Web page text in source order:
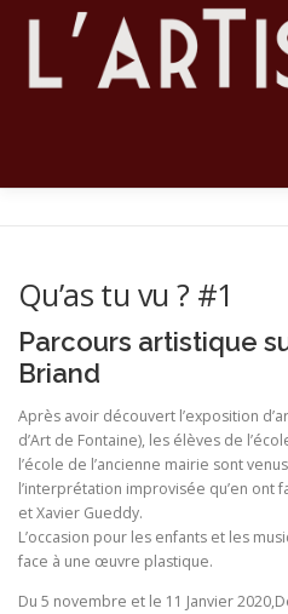
PARTENAIRES ARCHIVES
Qu’as tu vu ? #1
Parcours artistique
Briand
Après avoir découvert l’exposition
d’Art de Fontaine), les élèves de
l’école de l’ancienne mairie sont
l’interprétation improvisée qu’en ont
et Xavier Gueddy.
L’occasion pour les enfants et les
face à une œuvre plastique.
Du 5 novembre et le 11 Janvier